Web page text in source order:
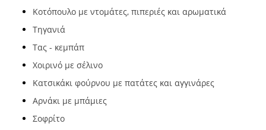
Κοτόπουλο με ντομάτες, πιπεριές και αρωματικά
Τηγανιά
Τας - κεμπάπ
Χοιρινό με σέλινο
Κατσικάκι φούρνου με πατάτες και αγγινάρες
Αρνάκι με μπάμιες
Σοφρίτο